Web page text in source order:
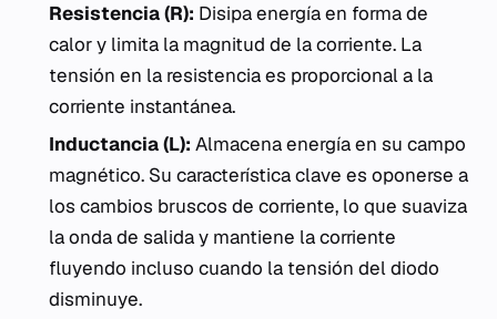
Resistencia (R): Disipa energía en forma de
calor y limita la magnitud de la corriente. La
tensión en la resistencia es proporcional a la
corriente instantánea.
Inductancia (L): Almacena energía en su campo
magnético. Su característica clave es oponerse a
los cambios bruscos de corriente, lo que suaviza
la onda de salida y mantiene la corriente
fluyendo incluso cuando la tensión del diodo
disminuye.